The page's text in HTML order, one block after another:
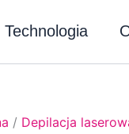
Technologia
/ Depilacja
cen: